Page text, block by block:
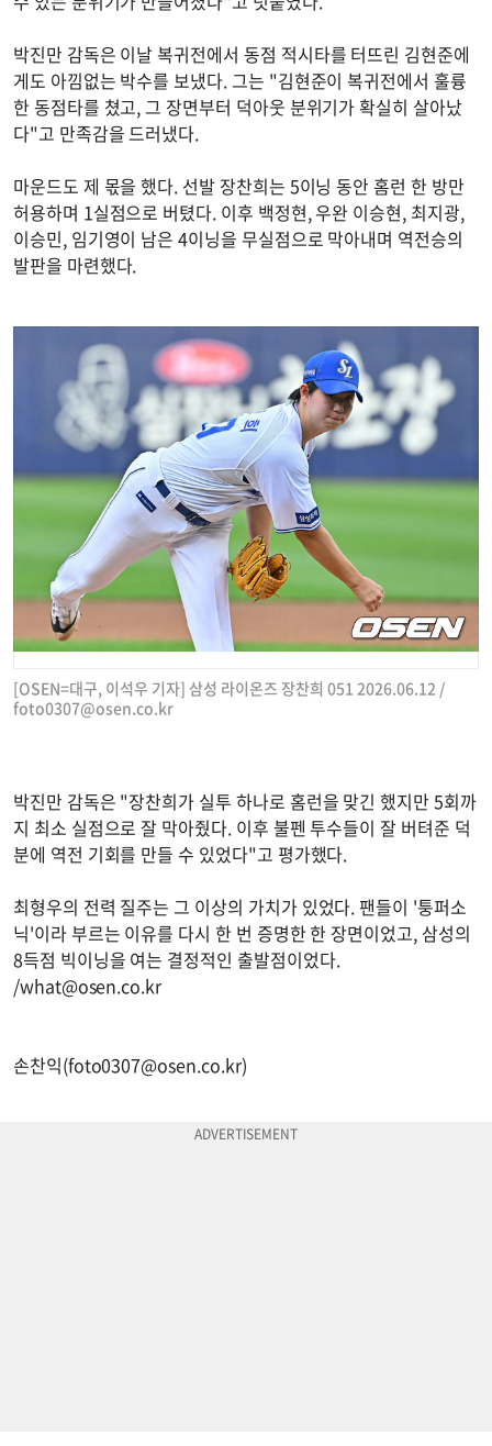
박진만 감독은 이날 복귀전에서 동점 적시타를 터뜨린 김현준에
게도 아낌없는 박수를 보냈다. 그는 "김현준이 복귀전에서 훌륭
한 동점타를 쳤고, 그 장면부터 덕아웃 분위기가 확실히 살아났
다"고 만족감을 드러냈다.
마운드도 제 몫을 했다. 선발 장찬희는 5이닝 동안 홈런 한 방만
허용하며 1실점으로 버텼다. 이후 백정현, 우완 이승현, 최지광,
이승민, 임기영이 남은 4이닝을 무실점으로 막아내며 역전승의
발판을 마련했다.
[OSEN=대구, 이석우 기자] 삼성 라이온즈 장찬희 051 2026.06.12 /
foto0307@osen.co.kr
박진만 감독은 "장찬희가 실투 하나로 홈런을 맞긴 했지만 5회까
지 최소 실점으로 잘 막아줬다. 이후 불펜 투수들이 잘 버텨준 덕
분에 역전 기회를 만들 수 있었다"고 평가했다.
최형우의 전력 질주는 그 이상의 가치가 있었다. 팬들이 '퉁퍼소
닉'이라 부르는 이유를 다시 한 번 증명한 한 장면이었고, 삼성의
8득점 빅이닝을 여는 결정적인 출발점이었다.
/what@osen.co.kr
손찬익(foto0307@osen.co.kr)